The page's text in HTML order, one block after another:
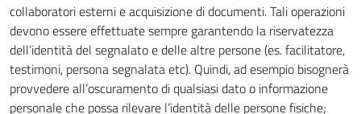
collaboratori esterni e acquisizione di documenti. Tali operazioni
devono essere effettuate sempre garantendo la riservatezza
dell’identità del segnalato e delle altre persone (es. facilitatore,
testimoni, persona segnalata etc). Quindi, ad esempio bisognerà
provvedere all’oscuramento di qualsiasi dato o informazione
personale che possa rilevare l’identità delle persone fisiche;